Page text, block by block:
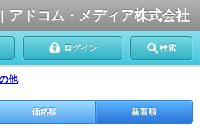
アドコム・メディア株式会社
ログイン 検索
他
価格順 新着順